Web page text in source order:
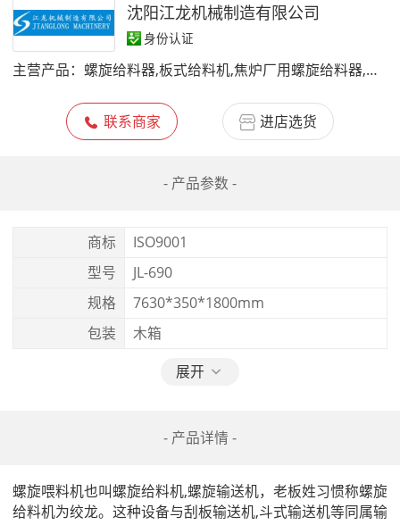
沈阳江龙机械制造有限公司
身份认证
主营产品： 螺旋给料器,板式给料机,焦炉厂用螺旋给料器,矿山输送设备
联系商家 进店选货
- 产品参数 -
商标
ISO9001
型号
JL-690
规格
7630*350*1800mm
包装
木箱
展开
- 产品详情 -
螺旋喂料机也叫螺旋给料机,螺旋输送机，老板姓习惯称螺旋
给料机为绞龙。这种设备与刮板输送机,斗式输送机等同属输